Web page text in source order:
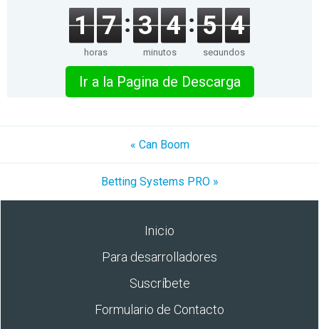
1 7
horas
3 4
minutos
5 4
segundos
Ir a la Pagina de Descarga
« Can Boom
Betting Systems PRO »
Inicio
Para desarrolladores
Suscríbete
Formulario de Contacto